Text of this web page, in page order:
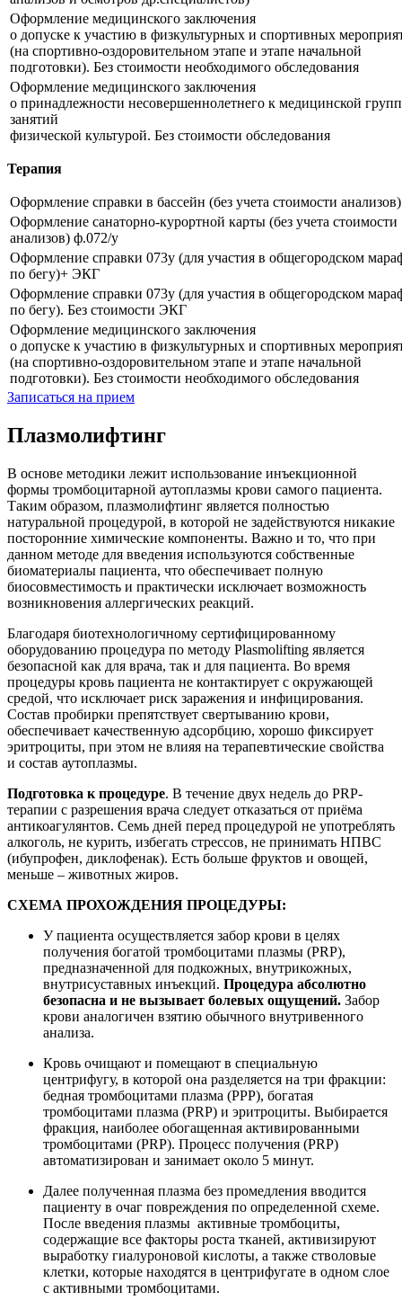
Оформление медицинского заключения
о допуске к участию в физкультурных и спортивных
(на спортивно-оздоровительном этапе и этапе начальной
подготовки). Без стоимости необходимого обследования
Оформление медицинского заключения
о принадлежности несовершеннолетнего к медицинской
занятий
физической культурой. Без стоимости обследования
Терапия
Оформление справки в бассейн (без учета стоимости анализов)
Оформление санаторно-курортной карты (без учета стоимости
анализов) ф.072/у
Оформление справки 073у (для участия в общегородском
по бегу)+ ЭКГ
Оформление справки 073у (для участия в общегородском
по бегу). Без стоимости ЭКГ
Оформление медицинского заключения
о допуске к участию в физкультурных и спортивных
(на спортивно-оздоровительном этапе и этапе начальной
подготовки). Без стоимости необходимого обследования
Записаться на прием
Плазмолифтинг
В основе методики лежит использование инъекционной
формы тромбоцитарной аутоплазмы крови самого пациента.
Таким образом, плазмолифтинг является полностью
натуральной процедурой, в которой не задействуются никакие
посторонние химические компоненты. Важно и то, что при
данном методе для введения используются собственные
биоматериалы пациента, что обеспечивает полную
биосовместимость и практически исключает возможность
возникновения аллергических реакций.
Благодаря биотехнологичному сертифицированному
оборудованию процедура по методу Plasmolifting является
безопасной как для врача, так и для пациента. Во время
процедуры кровь пациента не контактирует с окружающей
средой, что исключает риск заражения и инфицирования.
Состав пробирки препятствует свертыванию крови,
обеспечивает качественную адсорбцию, хорошо фиксирует
эритроциты, при этом не влияя на терапевтические свойства
и состав аутоплазмы.
Подготовка к процедуре. В течение двух недель до PRP-
терапии с разрешения врача следует отказаться от приёма
антикоагулянтов. Семь дней перед процедурой не употреблять
алкоголь, не курить, избегать стрессов, не принимать НПВС
(ибупрофен, диклофенак). Есть больше фруктов и овощей,
меньше – животных жиров.
СХЕМА ПРОХОЖДЕНИЯ ПРОЦЕДУРЫ:
У пациента осуществляется забор крови в целях
получения богатой тромбоцитами плазмы (PRP),
предназначенной для подкожных, внутрикожных,
внутрисуставных инъекций. Процедура абсолютно
безопасна и не вызывает болевых ощущений. Забор
крови аналогичен взятию обычного внутривенного
анализа.
Кровь очищают и помещают в специальную
центрифугу, в которой она разделяется на три фракции:
бедная тромбоцитами плазма (PPP), богатая
тромбоцитами плазма (PRP) и эритроциты. Выбирается
фракция, наиболее обогащенная активированными
тромбоцитами (PRP). Процесс получения (PRP)
автоматизирован и занимает около 5 минут.
Далее полученная плазма без промедления вводится
пациенту в очаг повреждения по определенной схеме.
После введения плазмы активные тромбоциты,
содержащие все факторы роста тканей, активизируют
выработку гиалуроновой кислоты, а также стволовые
клетки, которые находятся в центрифугате в одном слое
с активными тромбоцитами.